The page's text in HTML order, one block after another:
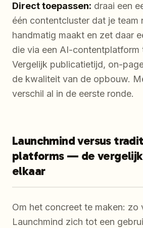
Direct toepassen: draai een
één contentcluster dat je team
handmatig maakt en zet daar
die via een AI-contentplatform
Vergelijk publicatietijd, on-
de kwaliteit van de opbouw.
verschil al in de eerste ronde.
Launchmind versus
platforms — de
elkaar
Om het concreet te maken: zo
Launchmind zich tot een